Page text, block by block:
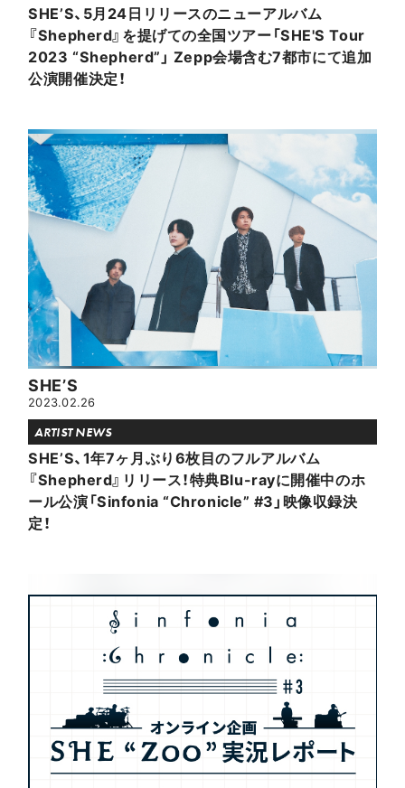
SHE’S、5月24日リリースのニューアルバム
『Shepherd』を提げての全国ツアー「SHE'S Tour
2023 “Shepherd”」 Zepp会場含む7都市にて追加
公演開催決定！
SHE’S
2023.02.26
ARTIST NEWS
SHE’S、1年7ヶ月ぶり6枚目のフルアルバム
『Shepherd』リリース！特典Blu-rayに開催中のホ
ール公演「Sinfonia “Chronicle” #3」映像収録決
定！